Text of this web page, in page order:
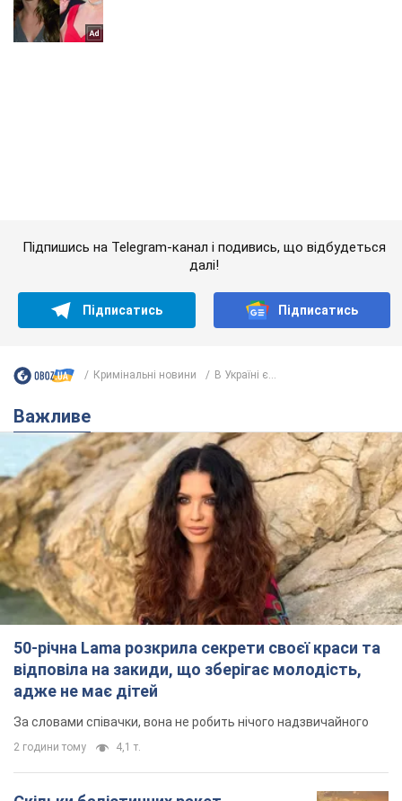
Важливе
50-річна Lama розкрила секрети своєї краси та
відповіла на закиди, що зберігає молодість,
адже не має дітей
За словами співачки, вона не робить нічого надзвичайного
2 години тому 4,1 т.
Скільки балістичних ракет
українська ППО перехопила в липні: у
Міноборони назвали цифру
Українська ППО працювала в умовах дефіциту
Ауріка Ротару через суд змінила